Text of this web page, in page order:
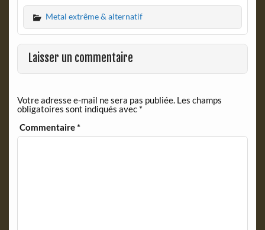
c
e
b
o
o
k
i
n
t
F
r
e
d
l
y
Metal extrême & alternatif
Laisser un commentaire
Votre adresse e-mail ne sera pas publiée. Les champs
obligatoires sont indiqués avec *
Commentaire*